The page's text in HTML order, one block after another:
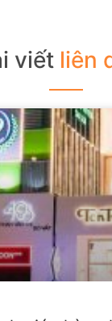
viết liên